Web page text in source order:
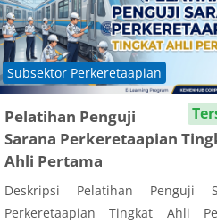
Pelatihan Penguji
Sarana Perkeretaapian
Ahli Pertama
Course category
Subsektor Perkeretaapian
Deskripsi Pelatihan Penguji
Perkeretaapian Tingkat Ahli